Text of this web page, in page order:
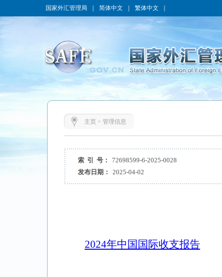
国家外汇管理局 简体中文 繁体中文
主页> 管理信息
索 引 号：
72698599-6-2025-0028
发布日期：
2025-04-02
2024年中国国际收支报告